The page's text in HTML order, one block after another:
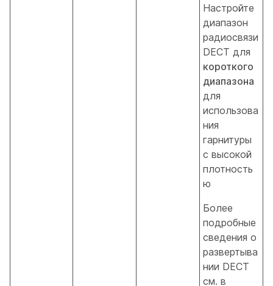
Настройте
диапазон
радиосвязи
DECT для
короткого
диапазона
для
использова
ния
гарнитуры
с высокой
плотность
ю
Более
подробные
сведения о
развертыва
нии DECT
см. в